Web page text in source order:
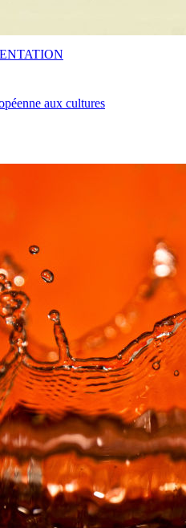
aux cultures